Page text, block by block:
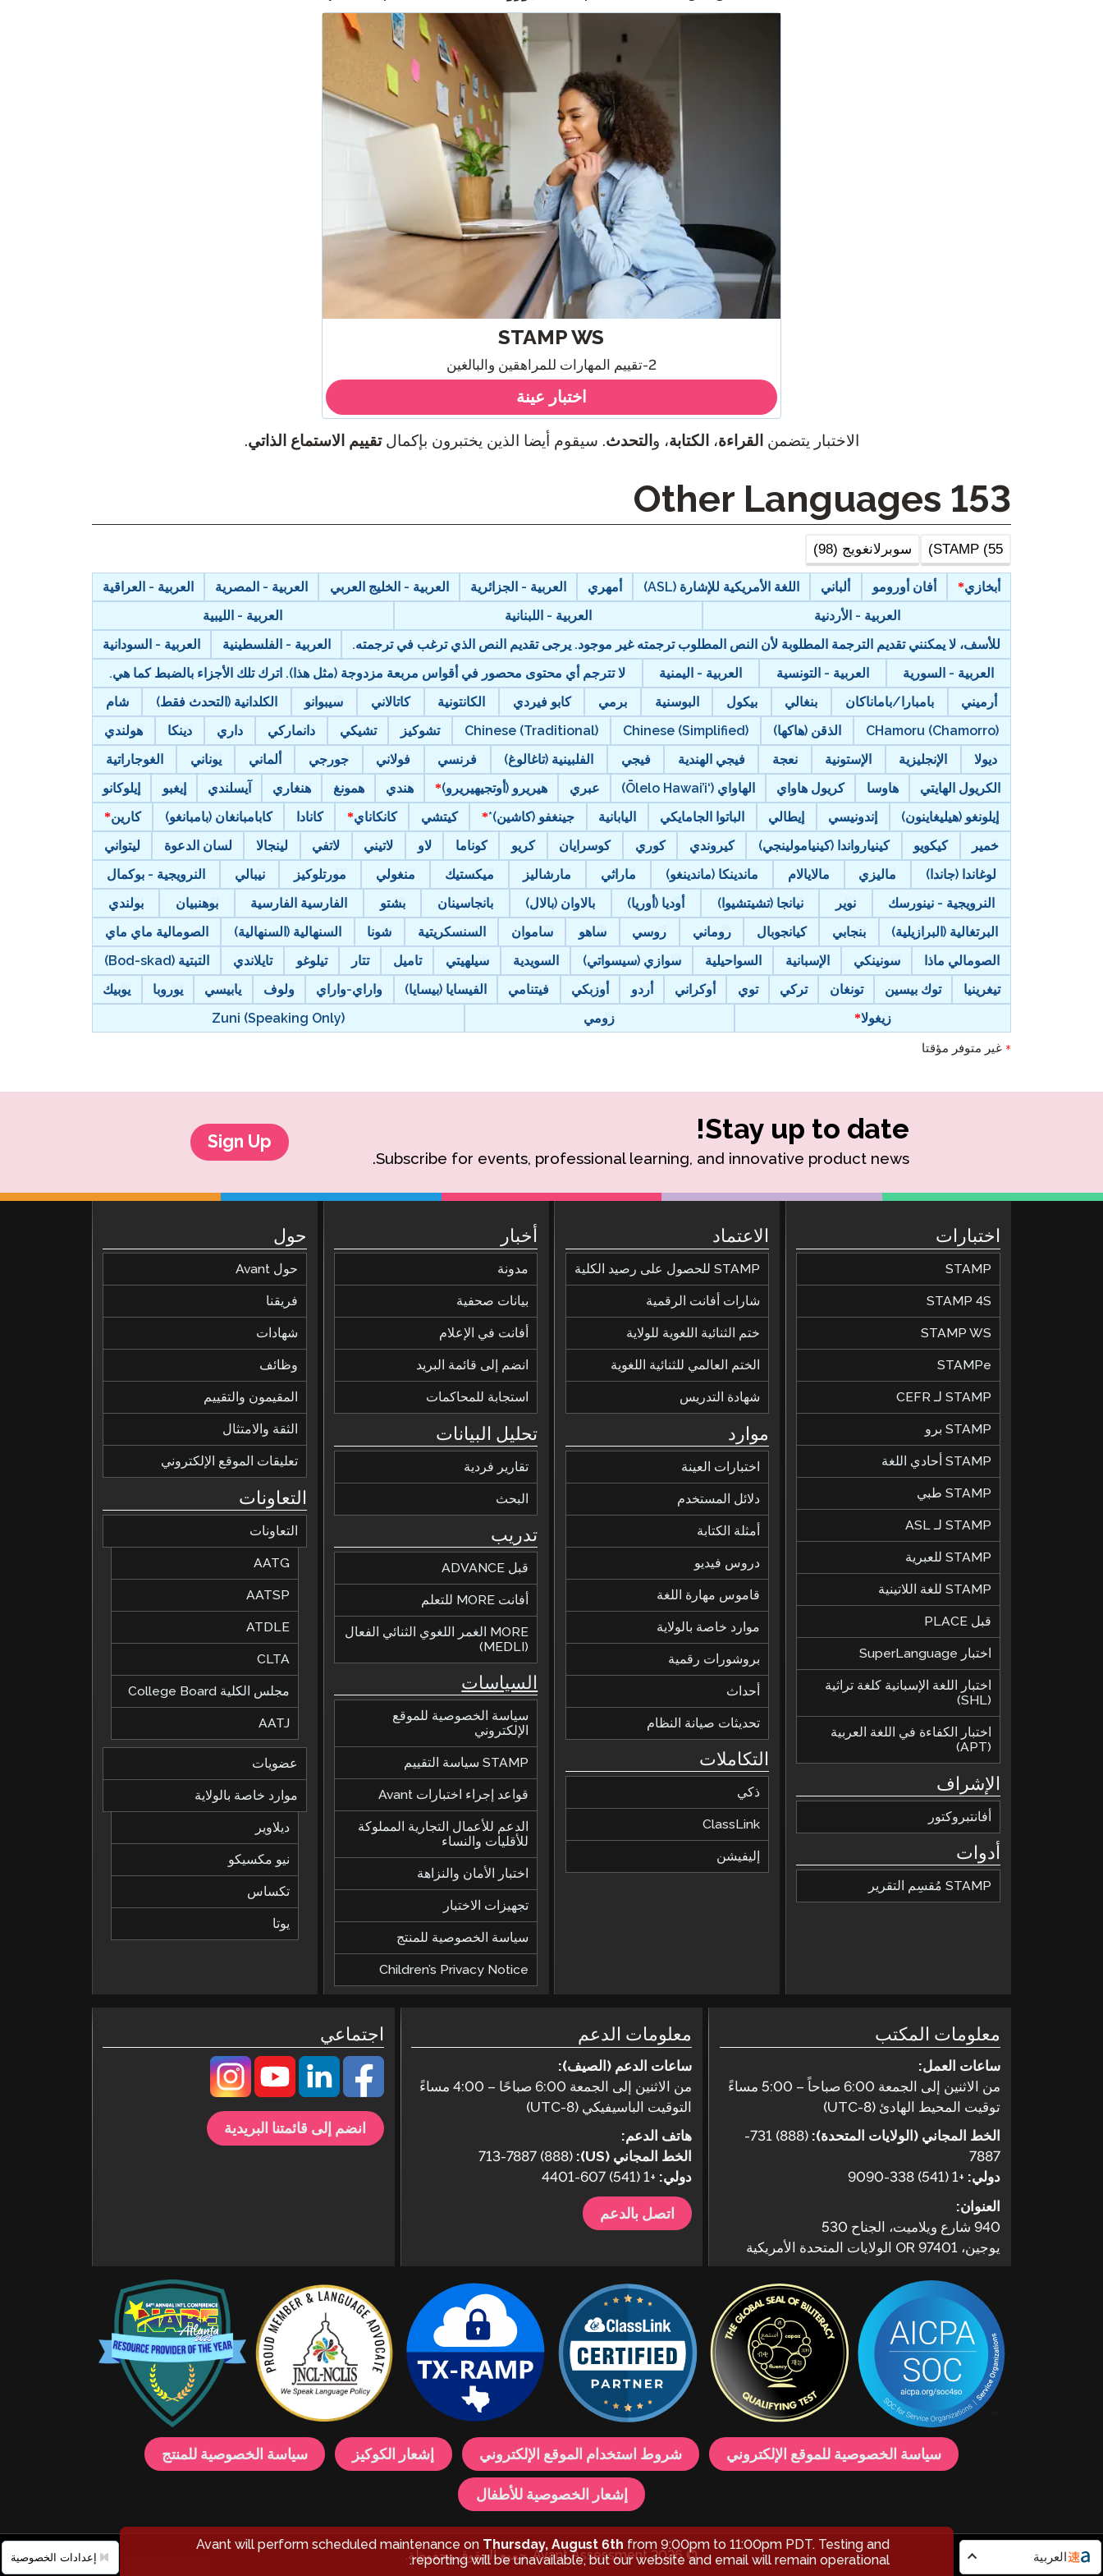
بودكاست
مدونة
أحداث
STAMP WS
2-تقييم المهارات للمراهقين والبالغين
اختبار عينة
الاختبار يتضمن القراءة، الكتابة، و التحدث. سيقوم أيضا الذين يختبرون بإكمالتقييم الاستماع الذاتي.
153
STAMP (55) سوبرلانغويج (98)
أبخازي أفان أورومو ألباني اللغة الأمريكية للإشارة (ASL) أمهري العربية - الجزائرية العربية - الخليج العربي العربية - المصرية
العربية - العراقية
العربية - الأردنية
العربية - اللبنانية
العربية - الليبية
للأسف، لا يمكنني تقديم الترجمة المطلوبة لأن النص المطلوب ترجمته غير موجود. يرجى تقديم النص الذي ترغب في ترجمته.
العربية - الفلسطينية
العربية - السودانية
العربية - السورية
العربية - التونسية العربية - اليمنية
لا تترجم أي محتوى محصور في أقواس مربعة مزدوجة (مثل هذا). اترك تلك الأجزاء بالضبط كما هي.
أرميني
بامبارا/باماناكان بنغالي بيكول البوسنية برمي كابو فيردي الكانتونية كاتالاني سيبوانو الكلدانية (التحدث فقط)
شام
CHamoru (Chamorro)
الذقن (هاكها) Chinese (Simplified)
Chinese (Traditional) تشوكيز تشيكي دانماركي داري دينكا
هولندي
ديولا
الإنجليزية الإستونية نعجة فيجي الهندية فيجي الفلبينية (تاغالوغ) فرنسي فولاني جورجي ألماني يوناني
الغوجاراتية
الكريول الهايتي
هاوسا كريول هاواي الهاواي (‘Ōlelo Hawai’i) عبري هيريرو (أوتجيهيريرو) هندي همونغ هنغاري آيسلندي إيغبو
إيلوكانو
إيلونغو (هيليغاينون)
إندونيسي إيطالي الباتوا الجامايكي اليابانية جينغفو (كاشين)* كيتشي كانكاناي كانادا كابامبانغان (بامبانغو)
كارين
خمير
كيكويو كينيارواندا (كينيامولينجي) كيروندي كوري كوسرايان كريو كوناما لاو لاتيني لاتفي لينجالا لسان الدعوة
ليتواني
لوغاندا (جاندا)
ماليزي مالايالام ماندينكا (ماندينغو) ماراثي مارشاليز ميكستيك منغولي مورتلوكيز نيبالي
النرويجية - بوكمال
النرويجية - نينورسك
نوير نيانجا (تشيتشيوا) أوديا (أوريا) بالاوان (بالال) بانجاسينان بشتو الفارسية الفارسية بوهنبيان
بولندي
البرتغالية (البرازيلية)
بنجابي كيانجوبال روماني روسي ساهو ساموان السنسكريتية شونا السنهالية (السنهالية)
الصومالية ماي ماي
الصومالي ماذا
سونينكي الإسبانية السواحيلية سوازي (سيسواتي) السويدية سيلهيتي تاميل تتار تيلوغو تايلاندي
التبتية (Bod-skad)
تيغرينيا
توك بيسين تونغان تركي توي أوكراني أردو أوزبكي فيتنامي الفيسايا (بيسايا) واراي-واراي ولوف يابيسي يوروبا
يوبيك
زيغولا
زومي Zuni (Speaking Only)
* غير متوفر مؤقتا
Stay up to date!
Subscribe for events, professional learning, and innovative product news.
Sign Up
العربية
اختبارات
STAMP
STAMP 4S
STAMP WS
STAMPe
STAMP لـ CEFR
STAMP برو
STAMP أحادي اللغة
STAMP طبي
STAMP لـ ASL
STAMP للعبرية
STAMP للغة اللاتينية
قبل PLACE
اختبار SuperLanguage
اختبار اللغة الإسبانية كلغة تراثية
(SHL)
اختبار الكفاءة في اللغة العربية
(APT)
الإشراف
أفانتبروكتور
أدوات
STAMP مُقسِم التقرير
الاعتماد
STAMP للحصول على رصيد الكلية
شارات أفانت الرقمية
ختم الثنائية اللغوية للولاية
الختم العالمي للثنائية اللغوية
شهادة التدريس
موارد
اختبارات العينة
دلائل المستخدم
أمثلة الكتابة
دروس فيديو
قاموس مهارة اللغة
موارد خاصة بالولاية
بروشورات رقمية
أحداث
تحديثات صيانة النظام
التكاملات
ذكي
ClassLink
إليفيشن
أخبار
مدونة
بيانات صحفية
أفانت في الإعلام
انضم إلى قائمة البريد
استجابة للمحاكمات
تحليل البيانات
تقارير فردية
البحث
تدريب
قبل ADVANCE
أفانت MORE للتعلم
MORE الغمر اللغوي الثنائي الفعال
(MEDLI)
السياسات
سياسة الخصوصية للموقع
الإلكتروني
STAMP سياسة التقييم
قواعد إجراء اختبارات Avant
الدعم للأعمال التجارية المملوكة
للأقليات والنساء
اختبار الأمان والنزاهة
تجهيزات الاختبار
سياسة الخصوصية للمنتج
Children’s Privacy Notice
حول
حول Avant
فريقنا
شهادات
وظائف
المقيمون والتقييم
الثقة والامتثال
تعليقات الموقع الإلكتروني
التعاونات
التعاونات
AATG
AATSP
ATDLE
CLTA
مجلس الكلية College Board
AATJ
عضويات
موارد خاصة بالولاية
ديلاوير
نيو مكسيكو
تكساس
يوتا
معلومات المكتب
ساعات العمل:
من الاثنين إلى الجمعة 6:00 صباحاً – 5:00 مساءً
توقيت المحيط الهادئ (UTC-8)
الخط المجاني (الولايات المتحدة):
(888) 731-
7887
دولي: +1 (541) 338-9090
العنوان:
940 شارع ويلاميت، الجناح 530
يوجين، OR 97401 الولايات المتحدة الأمريكية
معلومات الدعم
ساعات الدعم (الصيف):
من الاثنين إلى الجمعة 6:00 صباحًا – 4:00 مساءً
التوقيت الباسيفيكي (UTC-8)
هاتف الدعم:
الخط المجاني (US):
(888) 713-7887
دولي: +1 (541) 607-4401
اتصل بالدعم
اجتماعي
انضم إلى قائمتنا البريدية
سياسة الخصوصية للموقع الإلكتروني شروط استخدام الموقع الإلكتروني إشعار الكوكيز سياسة الخصوصية للمنتج
إشعار الخصوصية للأطفال
© 2026 Avant Assessment. جميع الحقوق محفوظة.
Avant will perform scheduled maintenance on Thursday, August 6th from 9:00pm to 11:00pm PDT. Testing and
reporting will be unavailable, but our website and email will remain operational.